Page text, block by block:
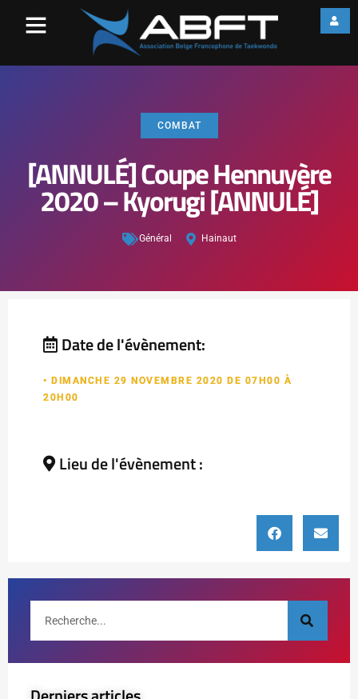
COMBAT
[ANNULÉ] Coupe Hennuyère
2020 – Kyorugi [ANNULÉ]
Général Hainaut
Date de l'évènement:
• DIMANCHE 29 NOVEMBRE 2020 DE 07H00 À
20H00
Lieu de l'évènement :